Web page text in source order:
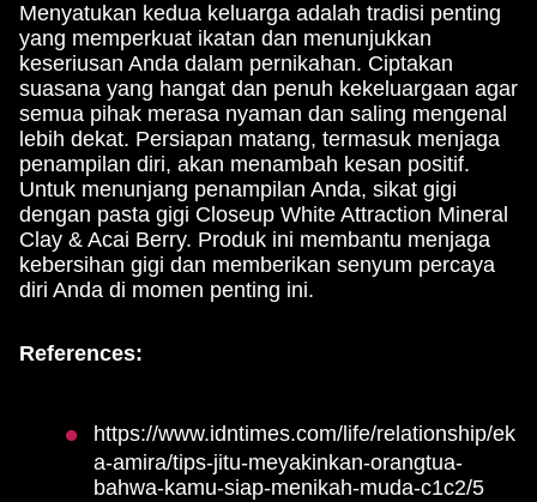
Menyatukan kedua keluarga adalah tradisi penting
yang memperkuat ikatan dan menunjukkan
keseriusan Anda dalam pernikahan. Ciptakan
suasana yang hangat dan penuh kekeluargaan agar
semua pihak merasa nyaman dan saling mengenal
lebih dekat. Persiapan matang, termasuk menjaga
penampilan diri, akan menambah kesan positif.
Untuk menunjang penampilan Anda, sikat gigi
dengan pasta gigi Closeup White Attraction Mineral
Clay & Acai Berry. Produk ini membantu menjaga
kebersihan gigi dan memberikan senyum percaya
diri Anda di momen penting ini.
References:
https://www.idntimes.com/life/relationship/ek
a-amira/tips-jitu-meyakinkan-orangtua-
bahwa-kamu-siap-menikah-muda-c1c2/5